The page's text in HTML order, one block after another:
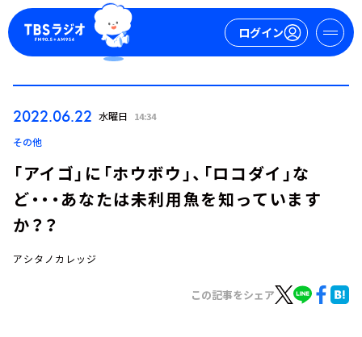
ログイン
2022.06.22 水曜日 14:34
その他
「アイゴ」に「ホウボウ」、「ロコダイ」な
ど・・・あなたは未利用魚を知っています
か？？
アシタノカレッジ
この記事をシェア